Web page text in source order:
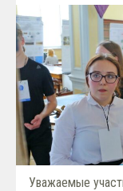
Уважаемые